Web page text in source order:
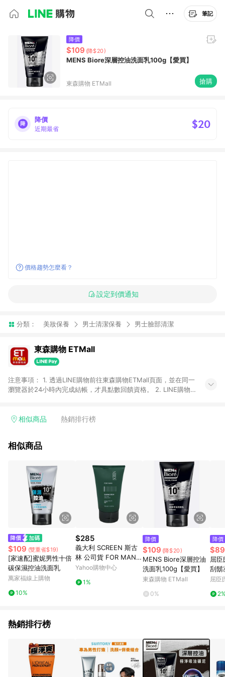
筆記
降價
$109 (降$20)
MENS Biore深層控油洗面乳100g【愛買】
東森購物 ETMall 搶購
降價
近期最省 $20
價格趨勢怎麼看？
設定到價通知
分類： 美妝保養 男士清潔保養 男士臉部清潔
東森購物 ETMall
注意事項： 1. 透過LINE購物前往東森購物ETMall頁面，並在同一
瀏覽器於24小時內完成結帳，才具點數回饋資格。 2. LINE購物
單，皆不在點數回饋範圍內。 3. 如購買以下類別商品，將無法獲
球嚴選、商城、專案商品、「草莓網」全館商品。 4. 如取消訂
回饋。 5. 點數回饋會扣除所有折扣優惠後之最終發票金額計算，
實際回饋請依LINE購物通知為主。 6. 訂單如有使用東森購物
ETMall站內之折扣優惠(包含但不限於東森幣、樂透金、東森現金
券等)，不具點數回饋資格。詳細請依東森購物ETMall之結帳頁面
顯示為準。 7. LINE購物設有「單一商品最高回饋點數」機制(特
殊活動時開放「回饋無上限」)，以同一訂單中同一商品不論件數
計算，並依訂單成立時間當下LINE購物所設定的回饋機制為準。
8. LINE購物為購物資訊整合性平台，商品資料更新會有時間差，
如顯示之商品規格、顏色、價位、贈品與東森購物ETMall銷售網
頁不符，以銷售網頁標示為準。 9. 若有贈點爭議，請務必於訂單
日期+180天以內至LINE購物客服洽詢；若超過180天(含)以上進
行申訴，恕無法贈點回饋。 10. 部分點數紅包僅限指定商品使
用，或不適用於無回饋商品。各點數紅包之適用商品與使用條件
請依點數紅包頁面規則為準。
相似商品 熱銷排行榜
相似商品
$109 (雙重省$19)
[家速配]蜜妮男性十倍
碳保濕控油洗面乳
萬家福線上購物
10%
$285
義大利 SCREEN 斯古
林 公司貨 FOR MAN
男士護鬚類 刮鬍霜100
Yahoo購物中心
1%
降價
$109 (降$20)
MENS Biore深層控油
洗面乳100g【愛買】
東森購物 ETMall
0%
降價
$89
屈
刮鬍
屈臣
熱銷排行榜